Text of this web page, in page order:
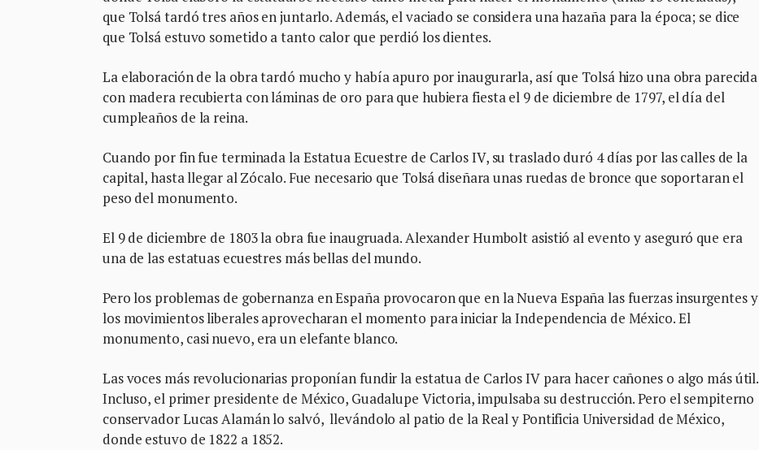
que Tolsá tardó tres años en juntarlo. Además, el vaciado se considera una hazaña para la época; se dice
que Tolsá estuvo sometido a tanto calor que perdió los dientes.
La elaboración de la obra tardó mucho y había apuro por inaugurarla, así que Tolsá hizo una obra parecida
con madera recubierta con láminas de oro para que hubiera fiesta el 9 de diciembre de 1797, el día del
cumpleaños de la reina.
Cuando por fin fue terminada la Estatua Ecuestre de Carlos IV, su traslado duró 4 días por las calles de la
capital, hasta llegar al Zócalo. Fue necesario que Tolsá diseñara unas ruedas de bronce que soportaran el
peso del monumento.
El 9 de diciembre de 1803 la obra fue inaugruada. Alexander Humbolt asistió al evento y aseguró que era
una de las estatuas ecuestres más bellas del mundo.
Pero los problemas de gobernanza en España provocaron que en la Nueva España las fuerzas insurgentes y
los movimientos liberales aprovecharan el momento para iniciar la Independencia de México. El
monumento, casi nuevo, era un elefante blanco.
Las voces más revolucionarias proponían fundir la estatua de Carlos IV para hacer cañones o algo más útil.
Incluso, el primer presidente de México, Guadalupe Victoria, impulsaba su destrucción. Pero el sempiterno
conservador Lucas Alamán lo salvó, llevándolo al patio de la Real y Pontificia Universidad de México,
donde estuvo de 1822 a 1852.